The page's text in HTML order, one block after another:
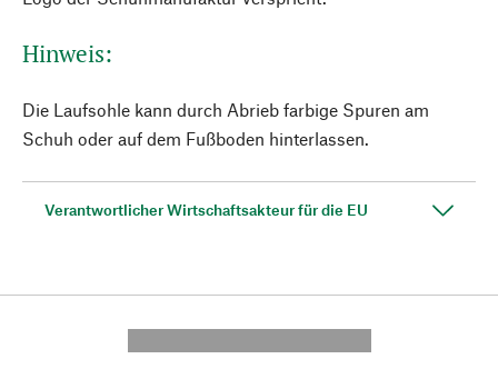
Hinweis:
Die Laufsohle kann durch Abrieb farbige Spuren am
Schuh oder auf dem Fußboden hinterlassen.
Verantwortlicher Wirtschaftsakteur für die EU